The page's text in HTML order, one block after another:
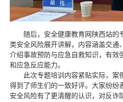
随后，安全健康教育网陕西站的
类安全风险展开讲解，内容涵盖交通
介绍事故预防与应急自救知识，有效
和应急反应能力。
此次专题培训内容紧贴实际，案
得到了师生们的一致好评。大家纷纷
安全风险有了更清醒的认识，对反诈